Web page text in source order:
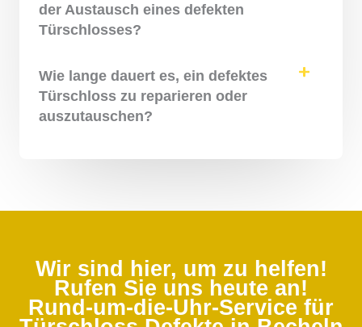
der Austausch eines defekten
Türschlosses?
Wie lange dauert es, ein defektes
Türschloss zu reparieren oder
auszutauschen?
Wir sind hier, um zu helfen!
Rufen Sie uns heute an!
Rund-um-die-Uhr-Service für